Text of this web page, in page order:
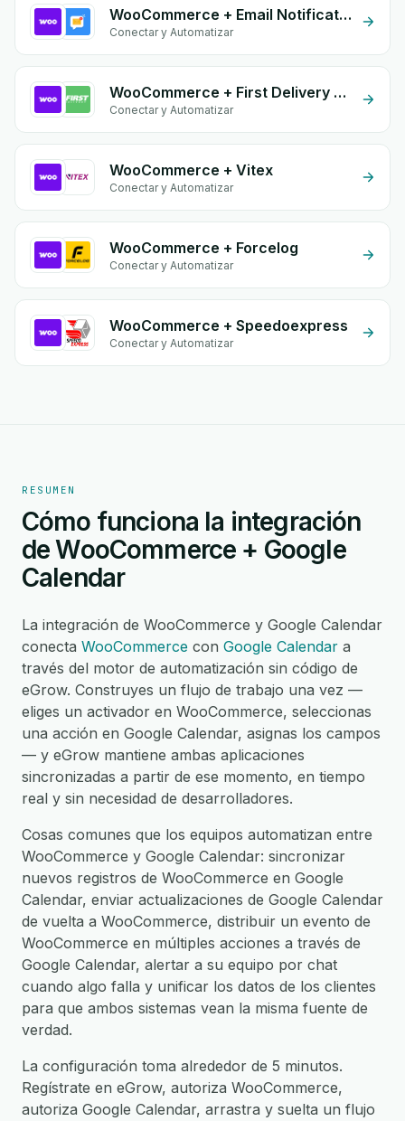
WooCommerce + Email Notifications by eGrow
Conectar y Automatizar
WooCommerce + First Delivery Group
Conectar y Automatizar
WooCommerce + Vitex
Conectar y Automatizar
WooCommerce + Forcelog
Conectar y Automatizar
WooCommerce + Speedoexpress
Conectar y Automatizar
RESUMEN
Cómo funciona la integración
de WooCommerce + Google
Calendar
La integración de WooCommerce y Google Calendar
conecta WooCommerce con Google Calendar a
través del motor de automatización sin código de
eGrow. Construyes un flujo de trabajo una vez —
eliges un activador en WooCommerce, seleccionas
una acción en Google Calendar, asignas los campos
— y eGrow mantiene ambas aplicaciones
sincronizadas a partir de ese momento, en tiempo
real y sin necesidad de desarrolladores.
Cosas comunes que los equipos automatizan entre
WooCommerce y Google Calendar: sincronizar
nuevos registros de WooCommerce en Google
Calendar, enviar actualizaciones de Google Calendar
de vuelta a WooCommerce, distribuir un evento de
WooCommerce en múltiples acciones a través de
Google Calendar, alertar a su equipo por chat
cuando algo falla y unificar los datos de los clientes
para que ambos sistemas vean la misma fuente de
verdad.
La configuración toma alrededor de 5 minutos.
Regístrate en eGrow, autoriza WooCommerce,
autoriza Google Calendar, arrastra y suelta un flujo